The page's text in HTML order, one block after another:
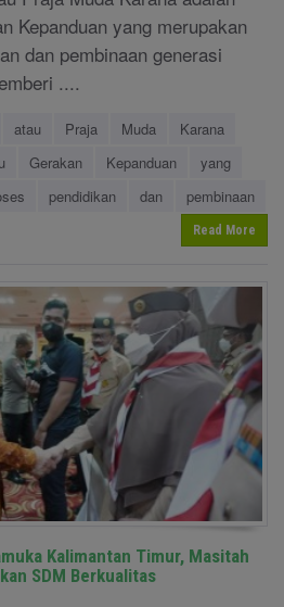
Kepanduan yang merupakan
dan pembinaan generasi
....
atau Praja Muda
Karana
Gerakan Kepanduan
yang
pendidikan dan
pembinaan
Read More
Kalimantan Timur, Masitah
SDM Berkualitas